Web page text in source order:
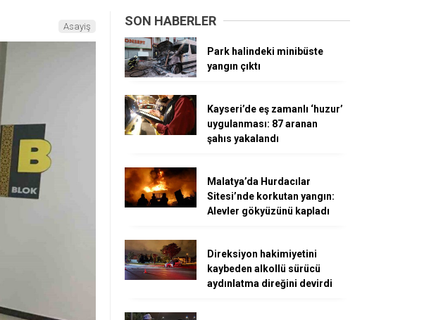
Asayiş SON HABERLER
Park halindeki minibüste
yangın çıktı
Kayseri’de eş zamanlı ‘huzur’
uygulanması: 87 aranan
şahıs yakalandı
Malatya’da Hurdacılar
Sitesi’nde korkutan yangın:
Alevler gökyüzünü kapladı
Direksiyon hakimiyetini
kaybeden alkollü sürücü
aydınlatma direğini devirdi